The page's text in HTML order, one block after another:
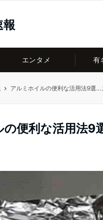
報
エンタメ 有
アルミホイルの便利な活用法9選
の便利な活用法